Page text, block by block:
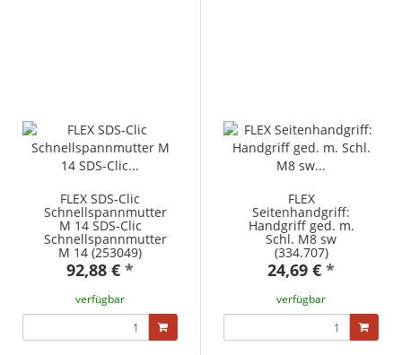
FLEX SDS-Clic
Schnellspannmutter
M 14 SDS-Clic
Schnellspannmutter
M 14 (253049)
92,88 € *
verfügbar
FLEX
Seitenhandgriff:
Handgriff ged. m.
Schl. M8 sw
(334.707)
24,69 € *
verfügbar